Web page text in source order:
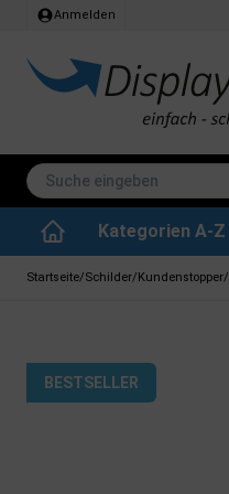
Anmelden
Kategorien A-Z
Startseite/Schilder/Kundenstopper/
BESTSELLER